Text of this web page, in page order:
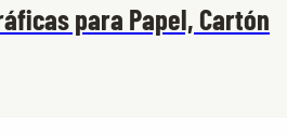
para Papel, Cartón